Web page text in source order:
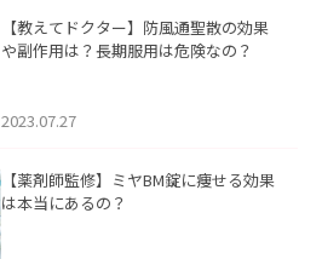
【教えてドクター】防風通聖散の効果
や副作用は？長期服用は危険なの？
2023.07.27
【薬剤師監修】ミヤBM錠に痩せる効果
は本当にあるの？